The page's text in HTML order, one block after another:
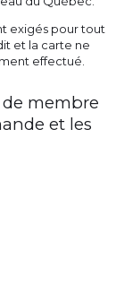
exigés pour tout
et la carte ne
effectué.
de membre
et les